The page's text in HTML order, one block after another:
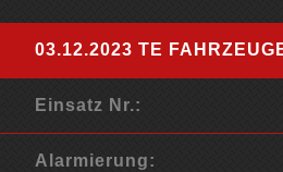
03.12.2023 TE
Einsatz Nr.:
Alarmierung: